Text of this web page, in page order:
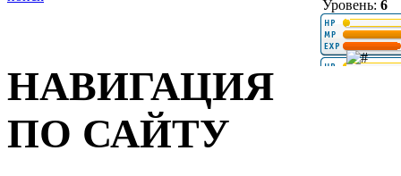
НАВИГАЦИЯ
ПО САЙТУ
Уровень: 6